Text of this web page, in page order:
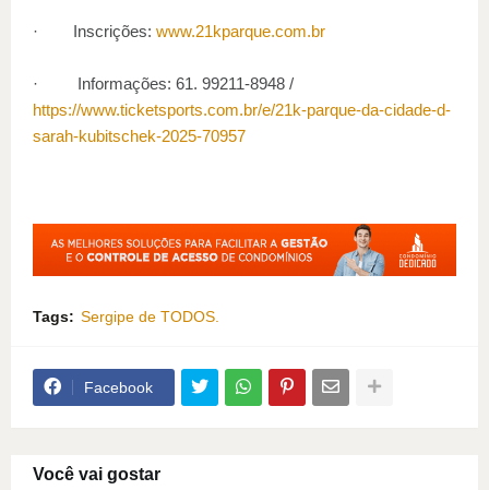
· Inscrições: www.21kparque.com.br
· Informações: 61. 99211-8948 /
https://www.ticketsports.com.br/e/21k-parque-da-cidade-d-
sarah-kubitschek-2025-70957
Tags: Sergipe de TODOS.
Facebook
Você vai gostar